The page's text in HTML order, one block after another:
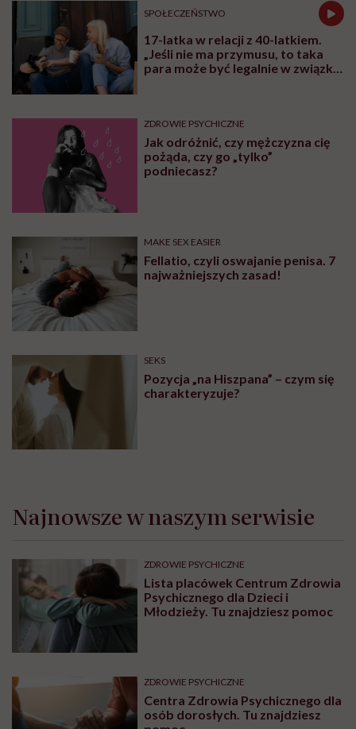
SPOŁECZEŃSTWO
17-latka w relacji z 40-latkiem.
„Jeśli nie ma przymusu, to taka
para może być legalnie w związku.
ZDROWIE PSYCHICZNE
Jak odróżnić, czy mężczyzna cię
pożąda, czy go „tylko”
podniecasz?
MAKE SEX EASIER
Fellatio, czyli oswajanie penisa. 7
najważniejszych zasad!
SEKS
Pozycja „na Hiszpana” – czym się
charakteryzuje?
Najnowsze w naszym serwisie
ZDROWIE PSYCHICZNE
Lista placówek Centrum Zdrowia
Psychicznego dla Dzieci i
Młodzieży. Tu znajdziesz pomoc
ZDROWIE PSYCHICZNE
Centra Zdrowia Psychicznego dla
osób dorosłych. Tu znajdziesz